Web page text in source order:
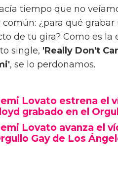
tiempo que no
común: ¿para qué
de tu gira? Como es la
single, 'Really Don't
, se lo perdonamos.
Lovato estrena el
grabado en el
Lovato avanza el
Gay de Los